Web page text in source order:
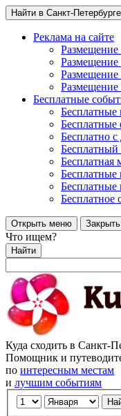
Найти в Санкт-Петербурге
Реклама на сайте
Размещение
Размещение
Размещение
Бесплатные
Бесплатные
Бесплатные
Бесплатно
Бесплатный
Бесплатная
Бесплатные
Бесплатные
Бесплатное
Открыть меню
Что ищем?
Найти
Куда сходить в Санкт-
Помощник и
по интересным местам
и лучшим событиям